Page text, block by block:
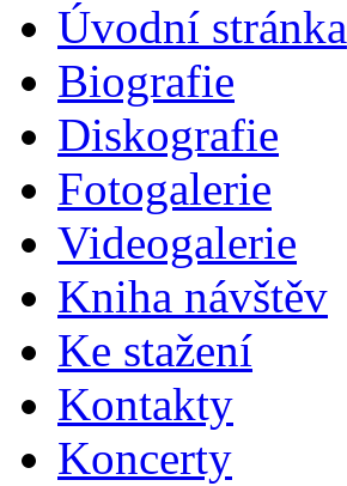
Úvodní stránka
Biografie
Diskografie
Fotogalerie
Videogalerie
Kniha návštěv
Ke stažení
Kontakty
Koncerty